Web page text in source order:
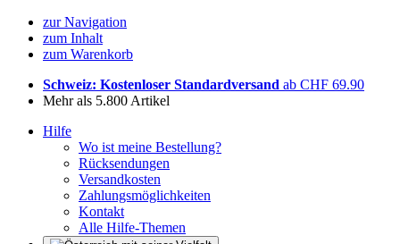
zur Navigation
zum Inhalt
zum Warenkorb
Schweiz: Kostenloser Standardversand ab CHF 69.90
Mehr als 5.800 Artikel
Hilfe
Wo ist meine Bestellung?
Rücksendungen
Versandkosten
Zahlungsmöglichkeiten
Kontakt
Alle Hilfe-Themen